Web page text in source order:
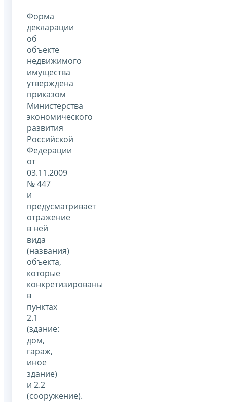
Форма
декларации
об
объекте
недвижимого
имущества
утверждена
приказом
Министерства
экономического
развития
Российской
Федерации
от
03.11.2009
№ 447
и
предусматривает
отражение
в ней
вида
(названия)
объекта,
которые
конкретизированы
в
пунктах
2.1
(здание:
дом,
гараж,
иное
здание)
и 2.2
(сооружение).